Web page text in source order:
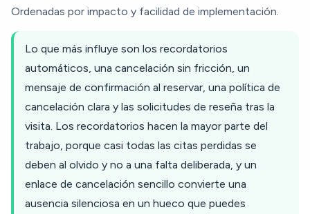
Ordenadas por impacto y facilidad de implementación.
Lo que más influye son los recordatorios
automáticos, una cancelación sin fricción, un
mensaje de confirmación al reservar, una política de
cancelación clara y las solicitudes de reseña tras la
visita. Los recordatorios hacen la mayor parte del
trabajo, porque casi todas las citas perdidas se
deben al olvido y no a una falta deliberada, y un
enlace de cancelación sencillo convierte una
ausencia silenciosa en un hueco que puedes